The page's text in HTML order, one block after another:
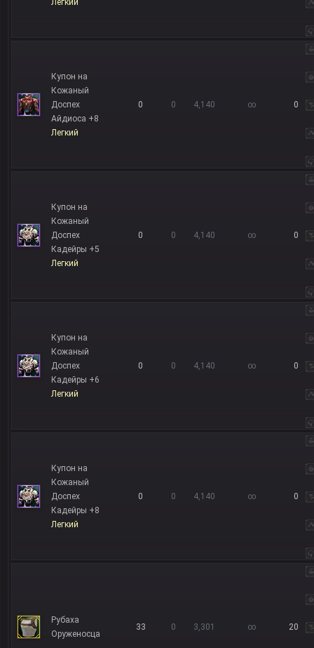
Легкий
Купон на
Кожаный
Доспех
Айдиоса +8
Легкий
0 0 4,140 ∞ 0
Купон на
Кожаный
Доспех
Кадейры +5
Легкий
0 0 4,140 ∞ 0
Купон на
Кожаный
Доспех
Кадейры +6
Легкий
0 0 4,140 ∞ 0
Купон на
Кожаный
Доспех
Кадейры +8
Легкий
0 0 4,140 ∞ 0
Рубаха
Оруженосца
33 0 3,301 ∞ 20